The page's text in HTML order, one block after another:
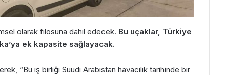
olarak filosuna dahil edecek. Bu uçaklar, Türkiye
ek kapasite sağlayacak.
“Bu iş birliği Suudi Arabistan havacılık tarihinde bir